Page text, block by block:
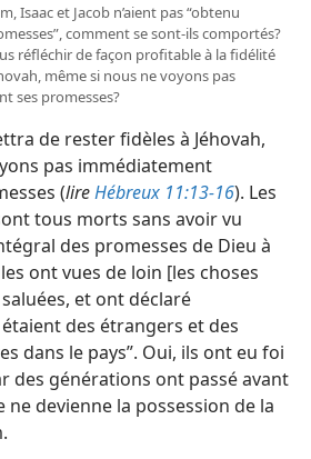
Isaac et Jacob n’aient pas “obtenu
comment se sont-​ils comportés?
réfléchir de façon profitable à la fidélité
même si nous ne voyons pas
ses promesses?
de rester fidèles à Jéhovah,
pas immédiatement
(lireHébreux 11:13-16). Les
tous morts sans avoir vu
des promesses de Dieu à
ont vues de loin [les choses
et ont déclaré
des étrangers et des
dans le pays”. Oui, ils ont eu foi
des générations ont passé avant
devienne la possession de la